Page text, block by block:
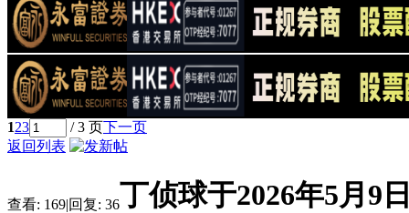
123 / 3 页下一页
返回列表
查看: 169|回复: 36丁侦球于2026年5月9